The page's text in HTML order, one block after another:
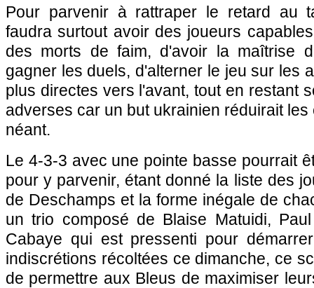
Pour parvenir à rattraper le retard au
faudra surtout avoir des joueurs
des morts de faim, d'avoir la maîtrise
gagner les duels, d'alterner le jeu sur les
plus directes vers l'avant, tout en restant
adverses car un but ukrainien réduirait
néant.
Le 4-3-3 avec une pointe basse pourrait
pour y parvenir, étant donné la liste des
de Deschamps et la forme inégale de
un trio composé de Blaise Matuidi,
Cabaye qui est pressenti pour
indiscrétions récoltées ce dimanche, ce
de permettre aux Bleus de maximiser